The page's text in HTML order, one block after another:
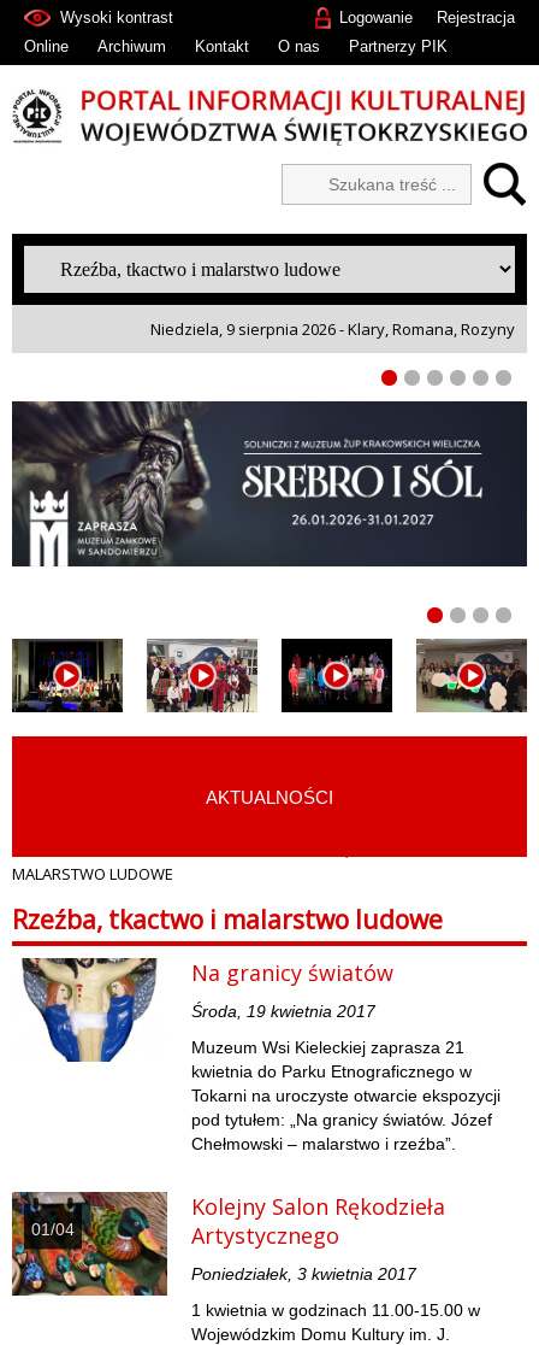
Rejestracja
Logowanie
Wysoki kontrast
Online
Archiwum Kontakt O nas Partnerzy PIK
Niedziela, 9 sierpnia 2026 - Klary, Romana, Rozyny
AKTUALNOŚCI
MALARSTWO LUDOWE
Rzeźba, tkactwo i malarstwo ludowe
Na granicy światów
Środa, 19 kwietnia 2017
Muzeum Wsi Kieleckiej zaprasza 21
kwietnia do Parku Etnograficznego w
Tokarni na uroczyste otwarcie ekspozycji
pod tytułem: „Na granicy światów. Józef
Chełmowski – malarstwo i rzeźba”.
01/04
Kolejny Salon Rękodzieła
Artystycznego
Poniedziałek, 3 kwietnia 2017
1 kwietnia w godzinach 11.00-15.00 w
Wojewódzkim Domu Kultury im. J.